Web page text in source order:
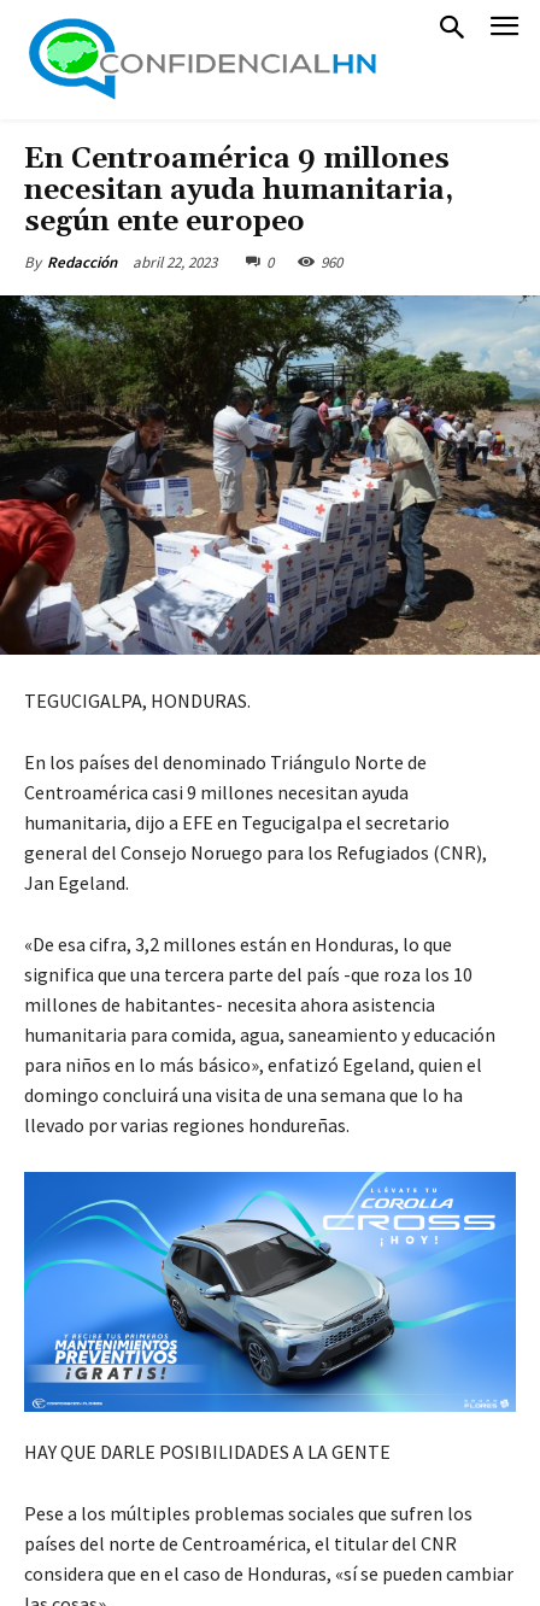
En Centroamérica 9 millones
necesitan ayuda humanitaria,
según ente europeo
By Redacción abril 22, 2023 0 960
TEGUCIGALPA, HONDURAS.
En los países del denominado Triángulo Norte de
Centroamérica casi 9 millones necesitan ayuda
humanitaria, dijo a EFE en Tegucigalpa el secretario
general del Consejo Noruego para los Refugiados (CNR),
Jan Egeland.
«De esa cifra, 3,2 millones están en Honduras, lo que
significa que una tercera parte del país -que roza los 10
millones de habitantes- necesita ahora asistencia
humanitaria para comida, agua, saneamiento y educación
para niños en lo más básico», enfatizó Egeland, quien el
domingo concluirá una visita de una semana que lo ha
llevado por varias regiones hondureñas.
HAY QUE DARLE POSIBILIDADES A LA GENTE
Pese a los múltiples problemas sociales que sufren los
países del norte de Centroamérica, el titular del CNR
considera que en el caso de Honduras, «sí se pueden cambiar